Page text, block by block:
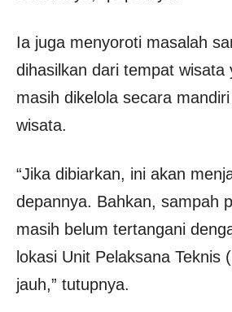
Ia juga menyoroti masalah
dihasilkan dari tempat wisata
masih dikelola secara
wisata.
“Jika dibiarkan, ini akan
depannya. Bahkan, sampah
masih belum tertangani
lokasi Unit Pelaksana Teknis
jauh,” tutupnya.